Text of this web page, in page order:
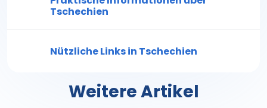
Tschechien
Nützliche Links in Tschechien
Weitere Artikel